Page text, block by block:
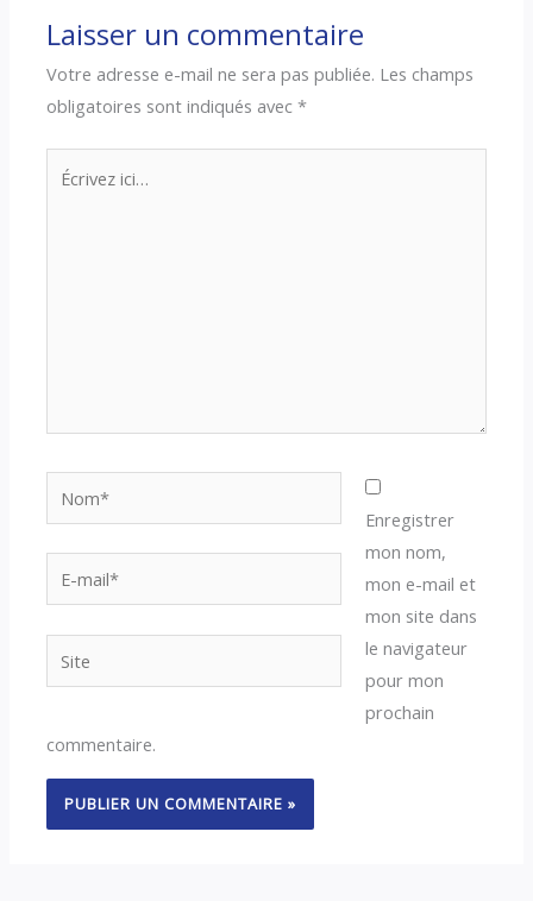
Laisser un commentaire
Votre adresse e-mail ne sera pas publiée. Les champs
obligatoires sont indiqués avec*
Écrivez
mail*
Enregistrer
mon nom,
mon e-mail et
mon site dans
le navigateur
pour mon
prochain
commentaire.